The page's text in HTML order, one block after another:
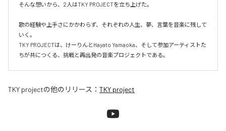
そんな想いから、2人はTKY PROJECTを立ち上げた。
歌の経験や上手さにかかわらず、それぞれの人生、夢、言葉を音楽に残して
いく。
TKY PROJECTは、けーりんとHayato Yamaoka、そして参加アーティストた
ちが共につくる、挑戦と再出発の音楽プロジェクトである。
TKY projectの他のリリース： TKY project